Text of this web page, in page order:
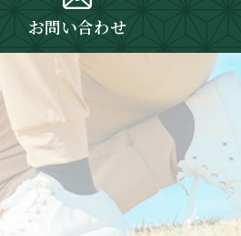
お問い合わせ